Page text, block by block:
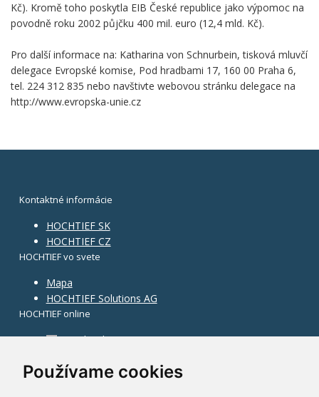
Používame cookies
Kč). Kromě toho poskytla EIB České republice jako výpomoc na
povodně roku 2002 půjčku 400 mil. euro (12,4 mld. Kč).
Pro další informace na: Katharina von Schnurbein, tisková mluvčí
delegace Evropské komise, Pod hradbami 17, 160 00 Praha 6,
tel. 224 312 835 nebo navštivte webovou stránku delegace na
http://www.evropska-unie.cz
Kontaktné informácie
HOCHTIEF SK
HOCHTIEF CZ
HOCHTIEF vo svete
Mapa
HOCHTIEF Solutions AG
HOCHTIEF online
Facebook